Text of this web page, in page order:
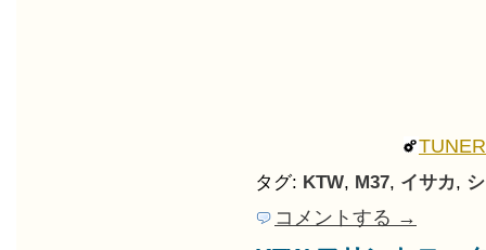
タグ: KTW, M37, イサカ,
コメントする →